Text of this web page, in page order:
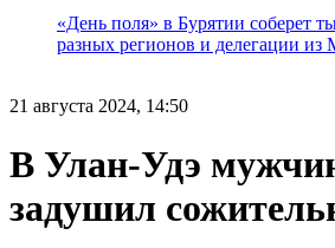
«День поля» в Бурятии соберет
разных регионов и делегации
21 августа 2024, 14:50
В Улан-Удэ
задушил